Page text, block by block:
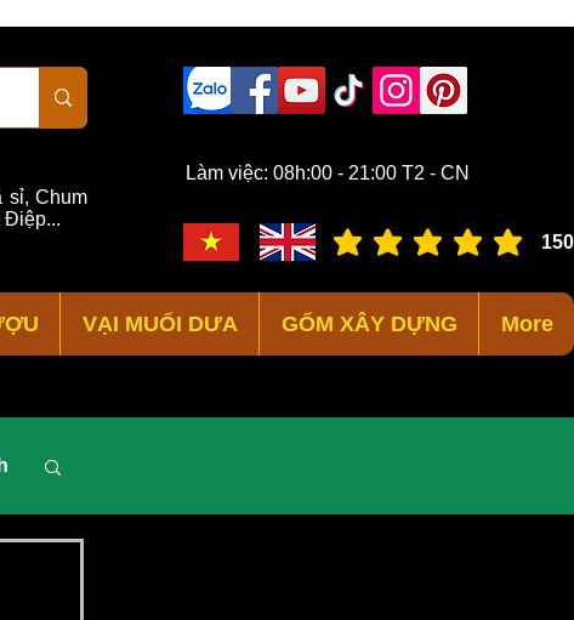
Làm việc: 08h:00 - 21:00 T2 - CN
sỉ,Chum
Điệp...
VẠI MUỐI DƯA GỐM XÂY DỰNG More
150
đánh giá trung bình là 3 /